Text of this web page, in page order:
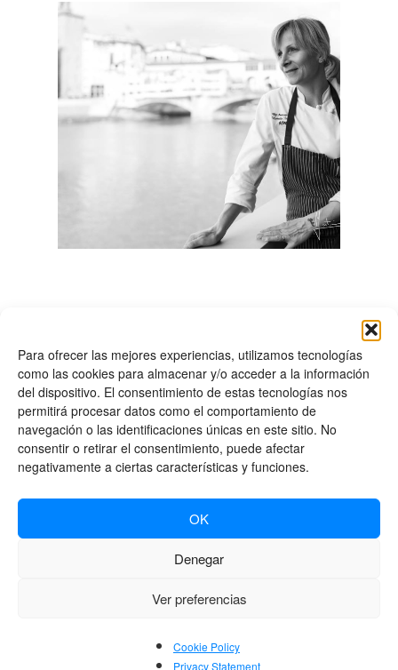
Para ofrecer las mejores experiencias, utilizamos tecnologías
como las cookies para almacenar y/o acceder a la información
del dispositivo. El consentimiento de estas tecnologías nos
permitirá procesar datos como el comportamiento de
navegación o las identificaciones únicas en este sitio. No
consentir o retirar el consentimiento, puede afectar
negativamente a ciertas características y funciones.
OK
Denegar
Ver preferencias
Cookie Policy
Privacy Statement
¿Quieres actualizar tus datos?
Envíanos un mail